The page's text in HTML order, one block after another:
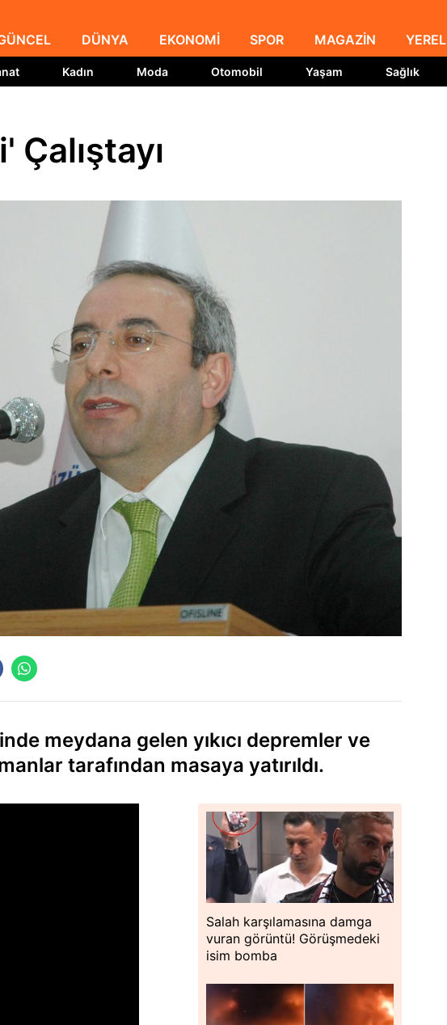
DÜNYA EKONOMİ SPOR MAGAZİN YEREL
Kadın Moda Otomobil Yaşam Sağlık
meydana gelen yıkıcı depremler ve
tarafından masaya yatırıldı.
Salah karşılamasına damga
vuran görüntü! Görüşmedeki
isim bomba